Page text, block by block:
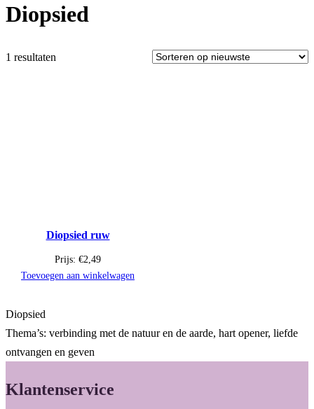
Diopsied
1 resultaten
Diopsied ruw
Prijs: €2,49
Toevoegen aan winkelwagen
Diopsied
Thema’s: verbinding met de natuur en de aarde, hart opener, liefde
ontvangen en geven
Klantenservice